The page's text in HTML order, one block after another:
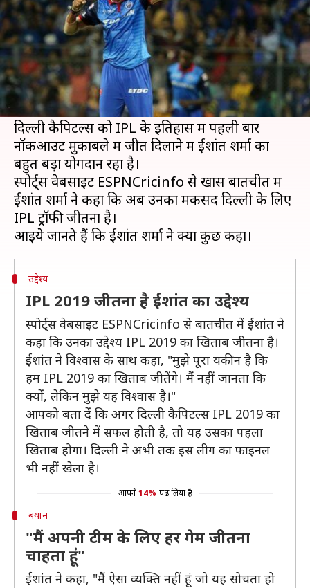
लेखन मोहम्मद वाहिद May 09, 2019 04:25 pm
क्या है खबर?
भारतीय टीम के तेज़ गेंदबाज़ ईशांत शर्मा के लिए IPL का
12वां सीज़न किसी एक खुशनुमा सपने की तरह बीत रहा
है।
दिल्ली कैपिटल्स को IPL के इतिहास में पहली बार
नॉकआउट मुकाबले में जीत दिलाने में ईशांत शर्मा का
बहुत बड़ा योगदान रहा है।
स्पोर्ट्स वेबसाइट ESPNCricinfo से खास बातचीत में
ईशांत शर्मा ने कहा कि अब उनका मकसद दिल्ली के लिए
IPL ट्रॉफी जीतना है।
उद्देश्य
IPL 2019 जीतना है ईशांत का उद्देश्य
स्पोर्ट्स वेबसाइट ESPNCricinfo से बातचीत में ईशांत ने
कहा कि उनका उद्देश्य IPL 2019 का खिताब जीतना है।
ईशांत ने विश्वास के साथ कहा, "मुझे पूरा यकीन है कि
हम IPL 2019 का खिताब जीतेंगे। मैं नहीं जानता कि
क्यों, लेकिन मुझे यह विश्वास है।"
आपको बता दें कि अगर दिल्ली कैपिटल्स IPL 2019 का
खिताब जीतने में सफल होती है, तो यह उसका पहला
खिताब होगा। दिल्ली ने अभी तक इस लीग का फाइनल
भी नहीं खेला है।
आपने 14% पढ़ लिया है
बयान
"मैं अपनी टीम के लिए हर गेम जीतना
चाहता हूं"
ईशांत ने कहा, "मैं ऐसा व्यक्ति नहीं हूं जो यह सोचता हो